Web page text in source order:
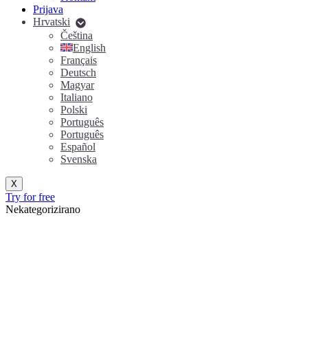
Prijava
Hrvatski
Čeština
English
Français
Deutsch
Magyar
Italiano
Polski
Português
Português
Español
Svenska
X
Try for free
Nekategorizirano